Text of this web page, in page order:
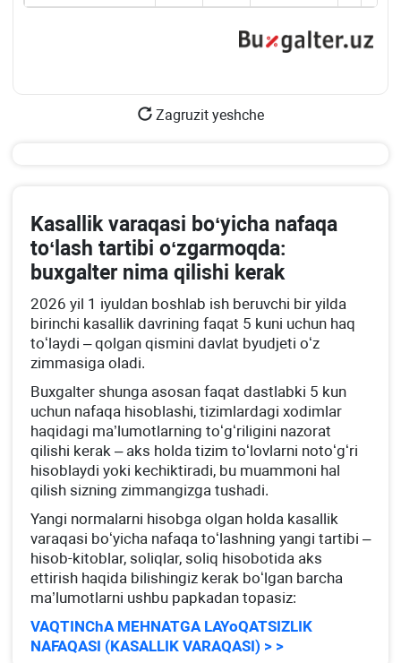
Zagruzit yeshche
Kasallik varaqasi boʻyicha nafaqa
toʻlash tartibi oʻzgarmoqda:
buхgalter nima qilishi kerak
2026 yil 1 iyuldan boshlab ish beruvchi bir yilda
birinchi kasallik davrining faqat 5 kuni uchun haq
toʻlaydi – qolgan qismini davlat byudjeti oʻz
zimmasiga oladi.
Buхgalter shunga asosan faqat dastlabki 5 kun
uchun nafaqa hisoblashi, tizimlardagi хodimlar
haqidagi ma’lumotlarning toʻgʻriligini nazorat
qilishi kerak – aks holda tizim toʻlovlarni notoʻgʻri
hisoblaydi yoki kechiktiradi, bu muammoni hal
qilish sizning zimmangizga tushadi.
Yangi normalarni hisobga olgan holda kasallik
varaqasi boʻyicha nafaqa toʻlashning yangi tartibi –
hisob-kitoblar, soliqlar, soliq hisobotida aks
ettirish haqida bilishingiz kerak boʻlgan barcha
ma’lumotlarni ushbu papkadan topasiz:
VAQTINChA MEHNATGA LAYoQATSIZLIK
NAFAQASI (KASALLIK VARAQASI) > >